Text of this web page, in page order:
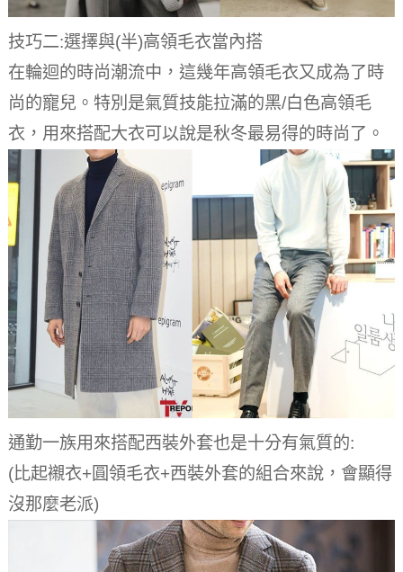
技巧二:選擇與(半)高領毛衣當內搭
在輪迴的時尚潮流中，這幾年高領毛衣又成為了時
尚的寵兒。 特別是氣質技能拉滿的黑/白色高領毛
衣，用來搭配大衣可以說是秋冬最易得的時尚了。
通勤一族用來搭配西裝外套也是十分有氣質的:
(比起襯衣+圓領毛衣+西裝外套的組合來說，會顯得
沒那麼老派)